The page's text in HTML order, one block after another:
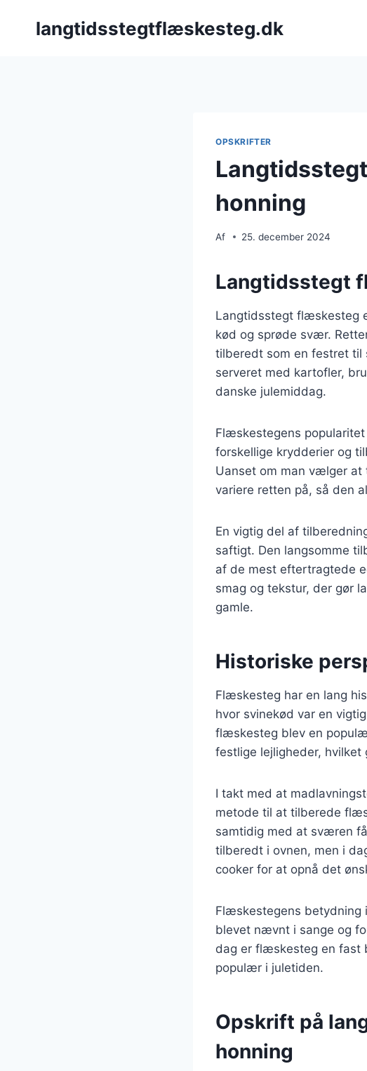
langtidsstegtflæskesteg.dk
OPSKRIFTER
honning
Af 25. december 2024
Langtidsstegt
Langtidsstegt flæskesteg
kød og sprøde svær.
tilberedt som en festret
serveret med kartofler,
danske julemiddag.
Flæskestegens
forskellige krydderier og
Uanset om man vælger at
variere retten på, så den
En vigtig del af
saftigt. Den langsomme
af de mest eftertragtede
smag og tekstur, der gør
gamle.
Historiske
Flæskesteg har en lang
hvor svinekød var en
flæskesteg blev en
festlige lejligheder,
I takt med at
metode til at tilberede
samtidig med at sværen
tilberedt i ovnen, men i
cooker for at opnå det
Flæskestegens betydning
blevet nævnt i sange og
dag er flæskesteg en fast
populær i juletiden.
Opskrift på
honning